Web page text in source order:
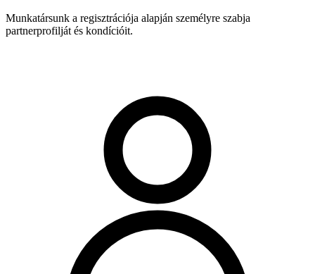
Munkatársunk a regisztrációja alapján személyre szabja
partnerprofilját és kondícióit.